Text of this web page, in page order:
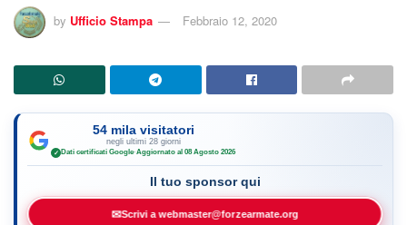
by Ufficio Stampa Febbraio 12, 2020
54 mila visitatori
negli ultimi 28 giorni
✓ Dati certificati Google·Aggiornato al 08 Agosto 2026
Il tuo sponsor qui
✉Scrivi a webmaster@forzearmate.org